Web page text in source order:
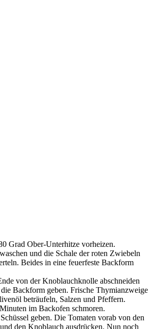
Grad Ober-Unterhitze vorheizen.
und die Schale der roten Zwiebeln
Beides in eine feuerfeste Backform
von der Knoblauchknolle abschneiden
Backform geben. Frische Thymianzweige
beträufeln, Salzen und Pfeffern.
im Backofen schmoren.
geben. Die Tomaten vorab von den
den Knoblauch ausdrücken. Nun noch